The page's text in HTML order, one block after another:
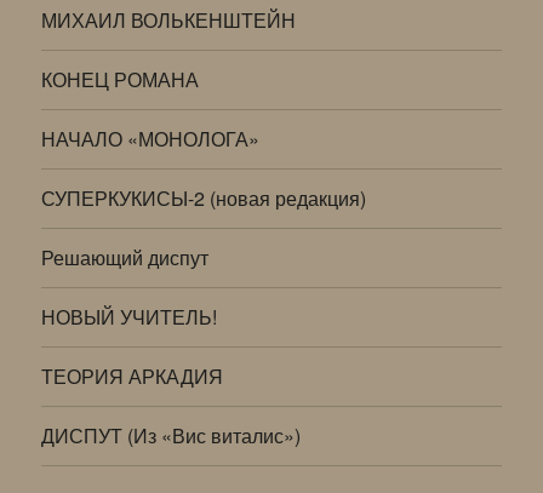
МИХАИЛ ВОЛЬКЕНШТЕЙН
КОНЕЦ РОМАНА
НАЧАЛО «МОНОЛОГА»
СУПЕРКУКИСЫ-2 (новая редакция)
Решающий диспут
НОВЫЙ УЧИТЕЛЬ!
ТЕОРИЯ АРКАДИЯ
ДИСПУТ (Из «Вис виталис»)